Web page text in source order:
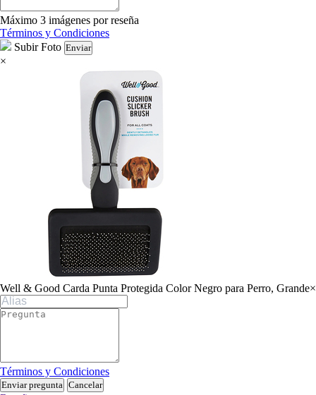
Máximo 3 imágenes por reseña
Términos y Condiciones
Subir Foto Enviar
×
Well & Good Carda Punta Protegida Color Negro para Perro, Grande×
Términos y Condiciones
Enviar pregunta Cancelar